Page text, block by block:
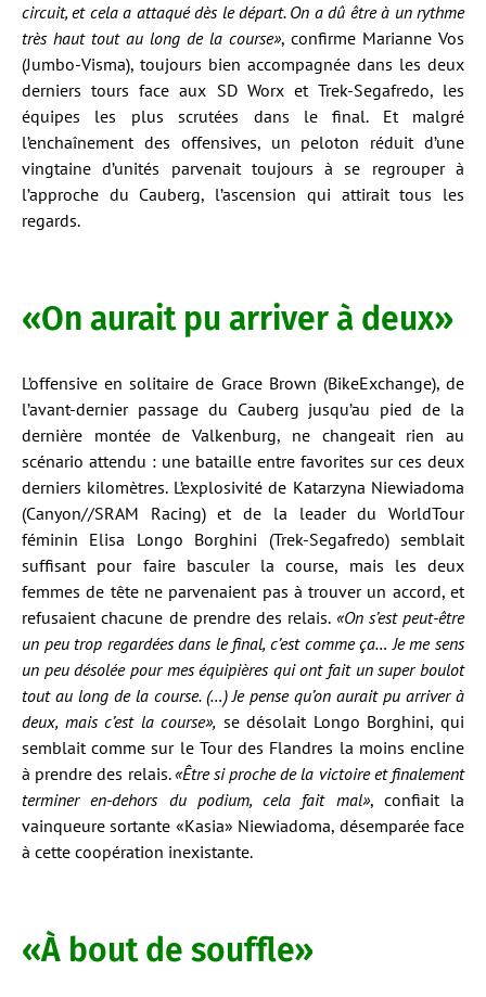
circuit, et cela a attaqué dès le départ. On a dû être à un rythme
très haut tout au long de la course», confirme Marianne Vos
(Jumbo-Visma), toujours bien accompagnée dans les deux
derniers tours face aux SD Worx et Trek-Segafredo, les
équipes les plus scrutées dans le final. Et malgré
l’enchaînement des offensives, un peloton réduit d’une
vingtaine d’unités parvenait toujours à se regrouper à
l’approche du Cauberg, l’ascension qui attirait tous les
regards.
«On aurait pu arriver à deux»
L’offensive en solitaire de Grace Brown (BikeExchange), de
l’avant-dernier passage du Cauberg jusqu’au pied de la
dernière montée de Valkenburg, ne changeait rien au
scénario attendu : une bataille entre favorites sur ces deux
derniers kilomètres. L’explosivité de Katarzyna Niewiadoma
(Canyon//SRAM Racing) et de la leader du WorldTour
féminin Elisa Longo Borghini (Trek-Segafredo) semblait
suffisant pour faire basculer la course, mais les deux
femmes de tête ne parvenaient pas à trouver un accord, et
refusaient chacune de prendre des relais. «On s’est peut-être
un peu trop regardées dans le final, c’est comme ça… Je me sens
un peu désolée pour mes équipières qui ont fait un super boulot
tout au long de la course. (…) Je pense qu’on aurait pu arriver à
deux, mais c’est la course», se désolait Longo Borghini, qui
semblait comme sur le Tour des Flandres la moins encline
à prendre des relais.«Être si proche de la victoire et finalement
terminer en-dehors du podium, cela fait mal», confiait la
vainqueure sortante «Kasia» Niewiadoma, désemparée face
à cette coopération inexistante.
«À bout de souffle»